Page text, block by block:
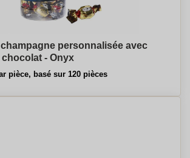
personnalisée avec
- Onyx
pièce, basé sur 120 pièces